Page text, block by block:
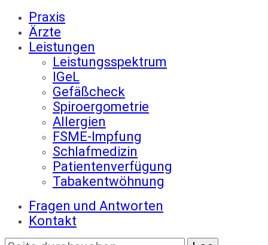
Praxis
Ärzte
Leistungen
Leistungsspektrum
IGeL
Gefäßcheck
Spiroergometrie
Allergien
FSME-Impfung
Schlafmedizin
Patientenverfügung
Tabakentwöhnung
Fragen und Antworten
Kontakt